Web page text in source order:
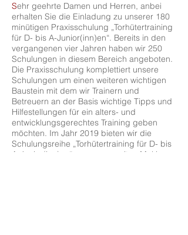
Sehr geehrte Damen und Herren, anbei
erhalten Sie die Einladung zu unserer 180
minütigen Praxisschulung „Torhütertraining
für D- bis A-Junior(inn)en“. Bereits in den
vergangenen vier Jahren haben wir 250
Schulungen in diesem Bereich angeboten.
Die Praxisschulung komplettiert unsere
Schulungen um einen weiteren wichtigen
Baustein mit dem wir Trainern und
Betreuern an der Basis wichtige Tipps und
Hilfestellungen für ein alters- und
entwicklungsgerechtes Training geben
möchten. Im Jahr 2019 bieten wir die
Schulungsreihe „Torhütertraining für D- bis
A-Junior(inn)en“ nun zum zweiten Mal in